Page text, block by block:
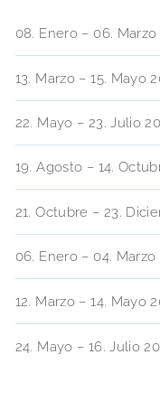
08. Enero – 06.
13. Marzo – 15. Mayo
22. Mayo – 23. Julio
19. Agosto – 14.
21. Octubre – 23.
06. Enero – 04. Marzo
12. Marzo – 14. Mayo
24. Mayo – 16. Julio